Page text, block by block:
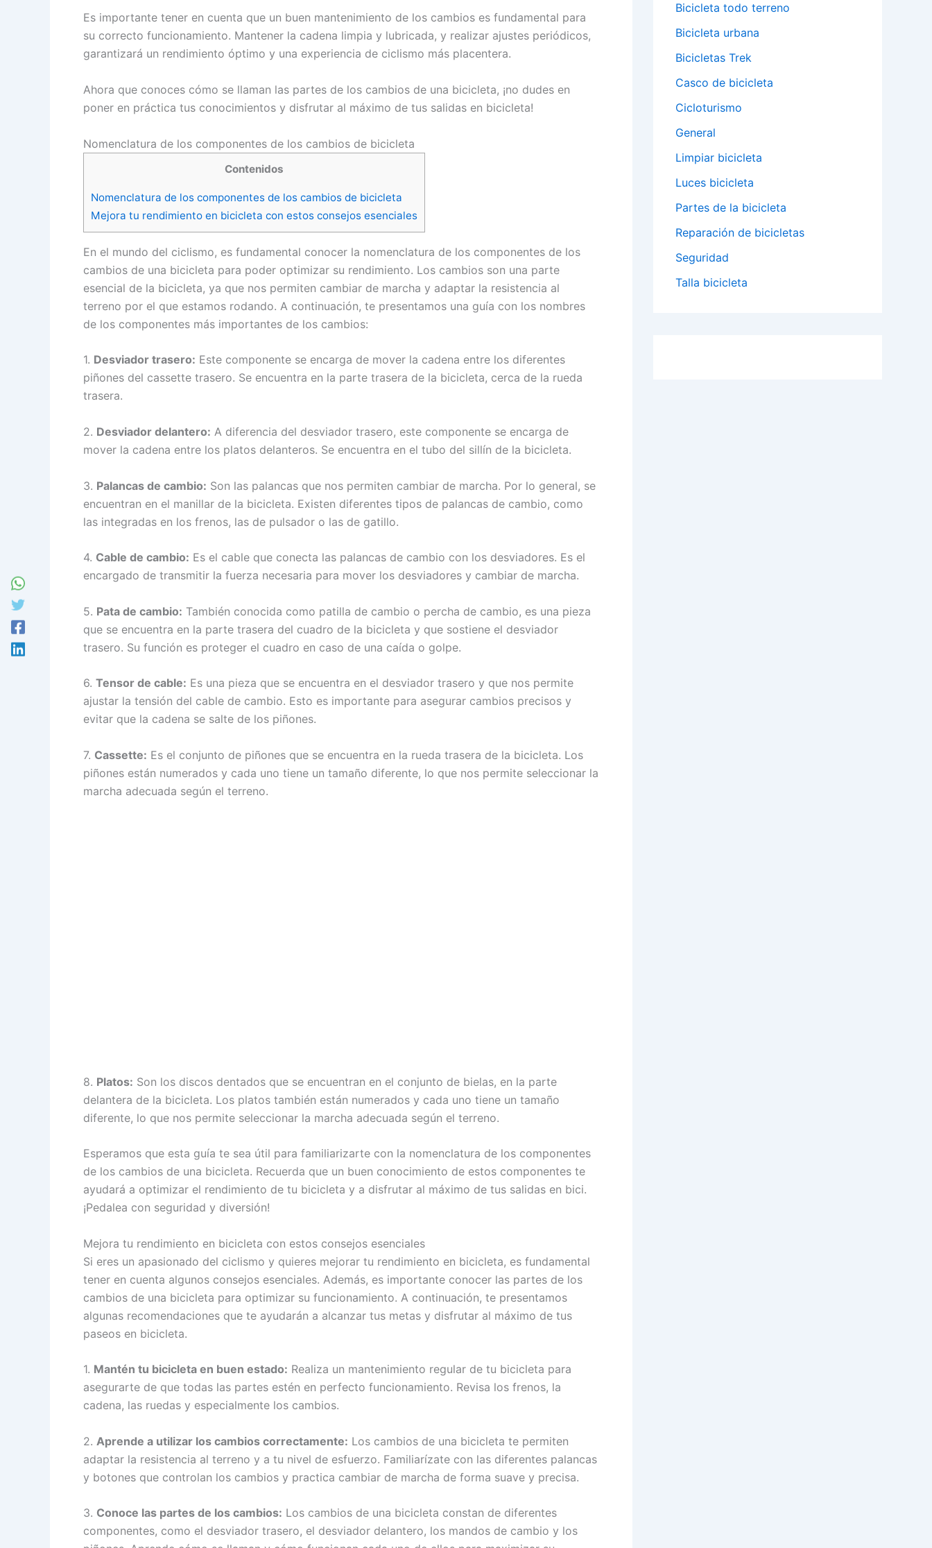
Es importante tener en cuenta que un buen mantenimiento de los cambios es fundamental para
su correcto funcionamiento. Mantener la cadena limpia y lubricada, y realizar ajustes periódicos,
garantizará un rendimiento óptimo y una experiencia de ciclismo más placentera.
Ahora que conoces cómo se llaman las partes de los cambios de una bicicleta, ¡no dudes en
poner en práctica tus conocimientos y disfrutar al máximo de tus salidas en bicicleta!
Nomenclatura de los componentes de los cambios de bicicleta
Contenidos
Nomenclatura de los componentes de los cambios de bicicleta
Mejora tu rendimiento en bicicleta con estos consejos esenciales
En el mundo del ciclismo, es fundamental conocer la nomenclatura de los componentes de los
cambios de una bicicleta para poder optimizar su rendimiento. Los cambios son una parte
esencial de la bicicleta, ya que nos permiten cambiar de marcha y adaptar la resistencia al
terreno por el que estamos rodando. A continuación, te presentamos una guía con los nombres
de los componentes más importantes de los cambios:
1. Desviador trasero: Este componente se encarga de mover la cadena entre los diferentes
piñones del cassette trasero. Se encuentra en la parte trasera de la bicicleta, cerca de la rueda
trasera.
2. Desviador delantero: A diferencia del desviador trasero, este componente se encarga de
mover la cadena entre los platos delanteros. Se encuentra en el tubo del sillín de la bicicleta.
3. Palancas de cambio: Son las palancas que nos permiten cambiar de marcha. Por lo general, se
encuentran en el manillar de la bicicleta. Existen diferentes tipos de palancas de cambio, como
las integradas en los frenos, las de pulsador o las de gatillo.
4. Cable de cambio: Es el cable que conecta las palancas de cambio con los desviadores. Es el
encargado de transmitir la fuerza necesaria para mover los desviadores y cambiar de marcha.
5. Pata de cambio: También conocida como patilla de cambio o percha de cambio, es una pieza
que se encuentra en la parte trasera del cuadro de la bicicleta y que sostiene el desviador
trasero. Su función es proteger el cuadro en caso de una caída o golpe.
6. Tensor de cable: Es una pieza que se encuentra en el desviador trasero y que nos permite
ajustar la tensión del cable de cambio. Esto es importante para asegurar cambios precisos y
evitar que la cadena se salte de los piñones.
7. Cassette: Es el conjunto de piñones que se encuentra en la rueda trasera de la bicicleta. Los
piñones están numerados y cada uno tiene un tamaño diferente, lo que nos permite seleccionar la
marcha adecuada según el terreno.
8. Platos: Son los discos dentados que se encuentran en el conjunto de bielas, en la parte
delantera de la bicicleta. Los platos también están numerados y cada uno tiene un tamaño
diferente, lo que nos permite seleccionar la marcha adecuada según el terreno.
Esperamos que esta guía te sea útil para familiarizarte con la nomenclatura de los componentes
de los cambios de una bicicleta. Recuerda que un buen conocimiento de estos componentes te
ayudará a optimizar el rendimiento de tu bicicleta y a disfrutar al máximo de tus salidas en bici.
¡Pedalea con seguridad y diversión!
Mejora tu rendimiento en bicicleta con estos consejos esenciales
Si eres un apasionado del ciclismo y quieres mejorar tu rendimiento en bicicleta, es fundamental
tener en cuenta algunos consejos esenciales. Además, es importante conocer las partes de los
cambios de una bicicleta para optimizar su funcionamiento. A continuación, te presentamos
algunas recomendaciones que te ayudarán a alcanzar tus metas y disfrutar al máximo de tus
paseos en bicicleta.
1. Mantén tu bicicleta en buen estado: Realiza un mantenimiento regular de tu bicicleta para
asegurarte de que todas las partes estén en perfecto funcionamiento. Revisa los frenos, la
cadena, las ruedas y especialmente los cambios.
2. Aprende a utilizar los cambios correctamente: Los cambios de una bicicleta te permiten
adaptar la resistencia al terreno y a tu nivel de esfuerzo. Familiarízate con las diferentes palancas
y botones que controlan los cambios y practica cambiar de marcha de forma suave y precisa.
3. Conoce las partes de los cambios: Los cambios de una bicicleta constan de diferentes
componentes, como el desviador trasero, el desviador delantero, los mandos de cambio y los
Bicicleta todo terreno
Bicicleta urbana
Bicicletas Trek
Casco de bicicleta
Cicloturismo
General
Limpiar bicicleta
Luces bicicleta
Partes de la bicicleta
Reparación de bicicletas
Seguridad
Talla bicicleta